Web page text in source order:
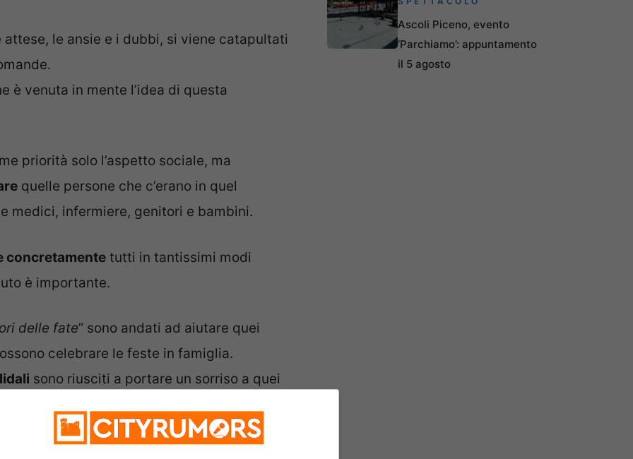
le ansie e i dubbi, si viene catapultati
è venuta in mente l’idea di questa
priorità solo l’aspetto sociale, ma
quelle persone che c’erano in quel
medici, infermiere, genitori e bambini.
concretamente tutti in tantissimi modi
è importante.
delle fate” sono andati ad aiutare quei
celebrare le feste in famiglia.
sono riusciti a portare un sorriso a quei
Ascoli Piceno, evento
‘Parchiamo’: appuntamento
il 5 agosto